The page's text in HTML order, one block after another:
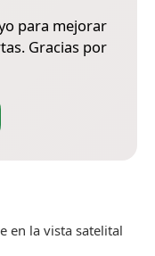
para mejorar
Gracias por
en la vista satelital